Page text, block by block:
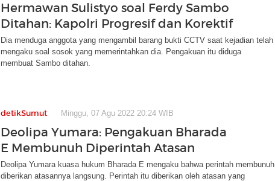
Hermawan Sulistyo soal Ferdy Sambo
Ditahan: Kapolri Progresif dan Korektif
Dia menduga anggota yang mengambil barang bukti CCTV saat kejadian telah
mengaku soal sosok yang memerintahkan dia. Pengakuan itu diduga
membuat Sambo ditahan.
detikSumut Minggu, 07 Agu 2022 20:24 WIB
Deolipa Yumara: Pengakuan Bharada
E Membunuh Diperintah Atasan
Deolipa Yumara kuasa hukum Bharada E mengaku bahwa perintah membunuh
diberikan atasannya langsung. Perintah itu diberikan oleh atasan yang